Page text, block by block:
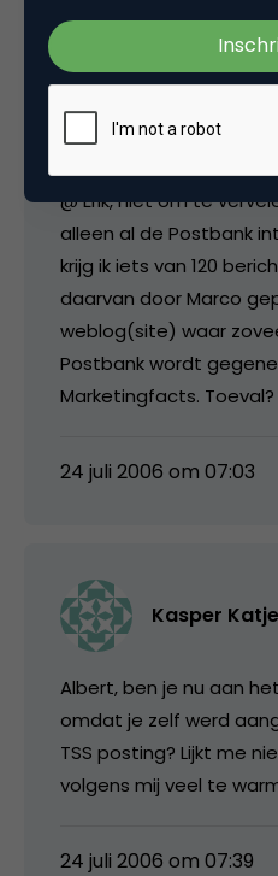
venturo
@ Erik, niet om te
alleen al de Postbank
krijg ik iets van 120
daarvan door Marco
weblog(site) waar
Postbank wordt
Marketingfacts. Toeval?
24 juli 2006 om 07:03
Kasper Katje
Albert, ben je nu aan
omdat je zelf werd
TSS posting? Lijkt me
volgens mij veel te
24 juli 2006 om 07:39